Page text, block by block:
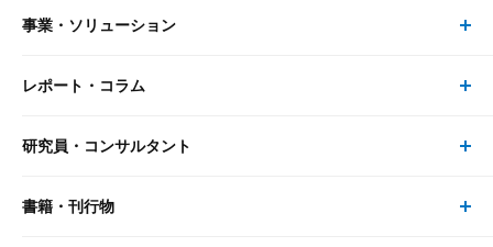
事業・ソリューション
事業・ソリューション トップ
リサーチ
レポート・コラム
レポート・コラム トップ
最新のレポート・コラム
研究員・コンサルタント
研究員・コンサルタント トップ
書籍・刊行物